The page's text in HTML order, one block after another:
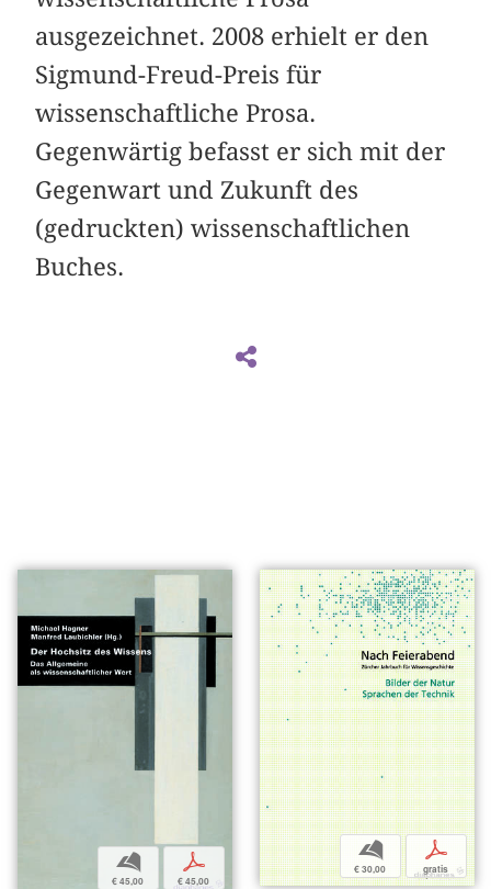
ausgezeichnet. 2008 erhielt er den
Sigmund-Freud-Preis für
wissenschaftliche Prosa.
Gegenwärtig befasst er sich mit der
Gegenwart und Zukunft des
(gedruckten) wissenschaftlichen
Buches.
b
€ 45,00
p
€ 45,00
b
€ 30,00
p
gratis